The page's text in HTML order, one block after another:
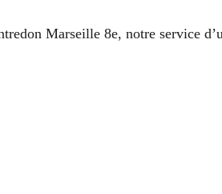
Marseille 8e, notre service